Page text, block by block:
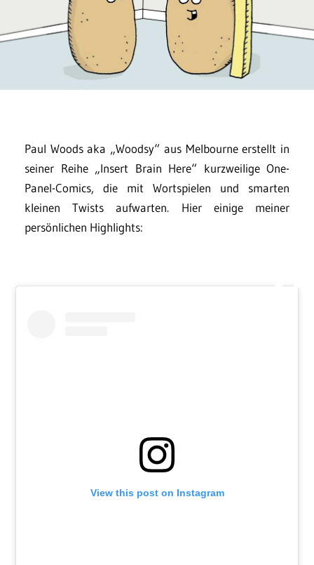
Paul Woods aka „Woodsy“ aus Melbourne erstellt in
seiner Reihe „Insert Brain Here“ kurzweilige One-
Panel-Comics, die mit Wortspielen und smarten
kleinen Twists aufwarten. Hier einige meiner
persönlichen Highlights:
View this post on Instagram